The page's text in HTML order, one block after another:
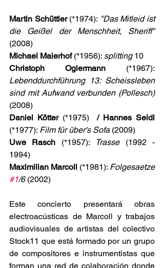
Martin Schüttler (*1974): "Das Mitleid ist
die Geißel der Menschheit, Sheriff"
(2008)
Michael Maierhof (*1956): splitting 10
Christoph Ogiermann
Lebenddurchführung 13: Scheissleben
sind mit Aufwand verbunden (Pollesch)
(2008)
Daniel Kötter (*1975)
(*1977): Film für über's Sofa (2009)
Uwe Rasch (*1957): Trasse (1992 -
1994)
Maximilian Marcoll (*1981):
Folgesaetze
#1/6 (2002)
Este concierto presentará obras
electroacústicas de Marcoll y trabajos
audiovisuales de artistas del colectivo
Stock11 que está formado por un grupo
de compositores e instrumentistas que
forman una red de colaboración donde